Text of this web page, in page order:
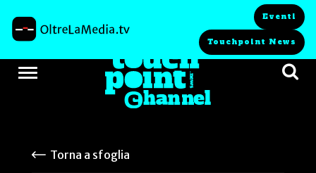
Eventi
Touchpoint News
Torna a sfoglia